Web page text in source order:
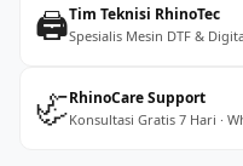
🖨️Tim Teknisi RhinoTec
Spesialis Mesin DTF &
🦏RhinoCare Support
Konsultasi Gratis 7 Hari ·